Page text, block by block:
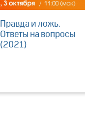
Правда и ложь.
Ответы на вопросы
(2021)